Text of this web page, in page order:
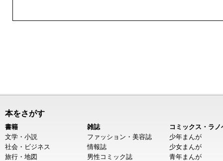
本をさがす
書籍
文学・小説
社会・ビジネス
旅行・地図
雑誌
ファッション・美容誌
情報誌
男性コミック誌
コミックス・ラノ
少年まんが
少女まんが
青年まんが